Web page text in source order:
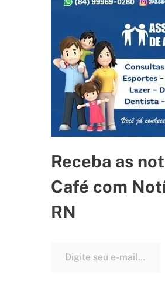
Receba as
Café com
RN